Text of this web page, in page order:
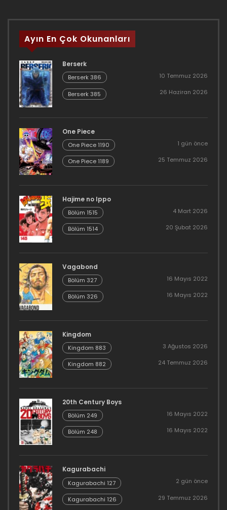
Ayın En Çok Okunanları
Berserk
Berserk 386 10 Temmuz 2026
Berserk 385 26 Haziran 2026
One Piece
One Piece 1190 1 gün önce
One Piece 1189 25 Temmuz 2026
Hajime no Ippo
Bölüm 1515 4 Mart 2026
Bölüm 1514 20 Şubat 2026
Vagabond
Bölüm 327 16 Mayıs 2022
Bölüm 326 16 Mayıs 2022
Kingdom
Kingdom 883 3 Ağustos 2026
Kingdom 882 24 Temmuz 2026
20th Century Boys
Bölüm 249 16 Mayıs 2022
Bölüm 248 16 Mayıs 2022
Kagurabachi
Kagurabachi 127 2 gün önce
Kagurabachi 126 29 Temmuz 2026